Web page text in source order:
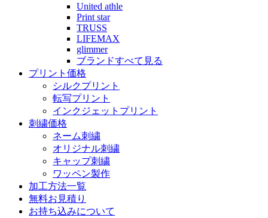
United athle
Print star
TRUSS
LIFEMAX
glimmer
ブランドすべて見る
プリント価格
シルクプリント
転写プリント
インクジェットプリント
刺繍価格
ネーム刺繍
オリジナル刺繍
キャップ刺繍
ワッペン製作
加工方法一覧
無料お見積り
お持ち込みについて